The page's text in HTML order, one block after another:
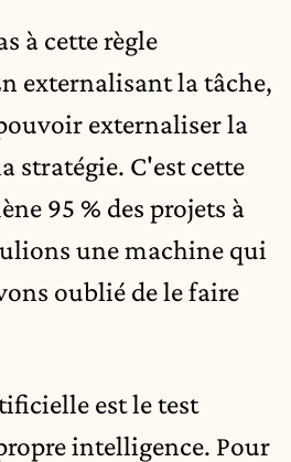
à cette règle
externalisant la tâche,
externaliser la
stratégie. C'est cette
95 % des projets à
une machine qui
oublié de le faire
est le test
intelligence. Pour